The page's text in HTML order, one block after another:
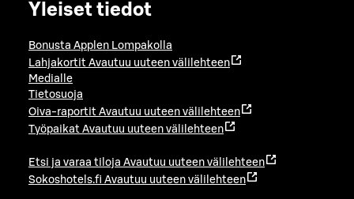
Yleiset tiedot
Bonusta Applen Lompakolla
Lahjakortit Avautuu uuteen välilehteen
Medialle
Tietosuoja
Oiva-raportit Avautuu uuteen välilehteen
Työpaikat Avautuu uuteen välilehteen
Etsi ja varaa tiloja Avautuu uuteen välilehteen
Sokoshotels.fi Avautuu uuteen välilehteen